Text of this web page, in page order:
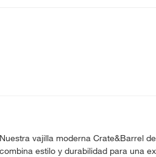
Nuestra vajilla moderna Crate&Barrel
combina estilo y durabilidad para una